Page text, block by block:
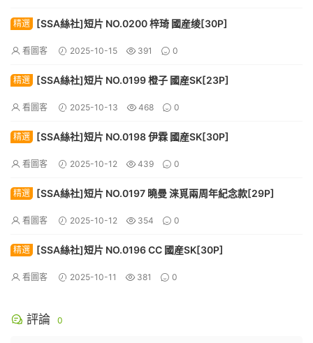
精選 [SSA絲社]短片 NO.0200 梓琦 國産绫[30P]
看圖客 2025-10-15 391 0
精選 [SSA絲社]短片 NO.0199 橙子 國産SK[23P]
看圖客 2025-10-13 468 0
精選 [SSA絲社]短片 NO.0198 伊霖 國産SK[30P]
看圖客 2025-10-12 439 0
精選 [SSA絲社]短片 NO.0197 曉曼 涞覓兩周年紀念款[29P]
看圖客 2025-10-12 354 0
精選 [SSA絲社]短片 NO.0196 CC 國産SK[30P]
看圖客 2025-10-11 381 0
評論 0